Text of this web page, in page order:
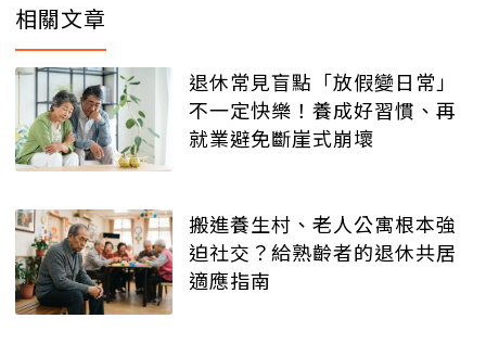
相關文章
退休常見盲點「放假變日常」
不一定快樂！養成好習慣、再
就業避免斷崖式崩壞
搬進養生村、老人公寓根本強
迫社交？給熟齡者的退休共居
適應指南